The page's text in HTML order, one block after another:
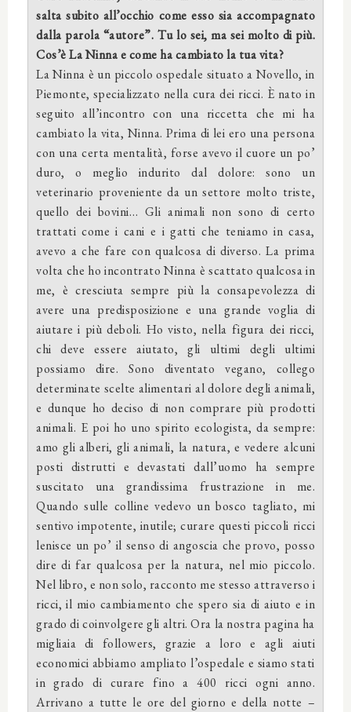
salta subito all’occhio come esso sia accompagnato
dalla parola “autore”. Tu lo sei, ma sei molto di più.
Cos’è La Ninna e come ha cambiato la tua vita?
La Ninna è un piccolo ospedale situato a Novello, in
Piemonte, specializzato nella cura dei ricci. È nato in
seguito all’incontro con una riccetta che mi ha
cambiato la vita, Ninna. Prima di lei ero una persona
con una certa mentalità, forse avevo il cuore un po’
duro, o meglio indurito dal dolore: sono un
veterinario proveniente da un settore molto triste,
quello dei bovini… Gli animali non sono di certo
trattati come i cani e i gatti che teniamo in casa,
avevo a che fare con qualcosa di diverso. La prima
volta che ho incontrato Ninna è scattato qualcosa in
me, è cresciuta sempre più la consapevolezza di
avere una predisposizione e una grande voglia di
aiutare i più deboli. Ho visto, nella figura dei ricci,
chi deve essere aiutato, gli ultimi degli ultimi
possiamo dire. Sono diventato vegano, collego
determinate scelte alimentari al dolore degli animali,
e dunque ho deciso di non comprare più prodotti
animali. E poi ho uno spirito ecologista, da sempre:
amo gli alberi, gli animali, la natura, e vedere alcuni
posti distrutti e devastati dall’uomo ha sempre
suscitato una grandissima frustrazione in me.
Quando sulle colline vedevo un bosco tagliato, mi
sentivo impotente, inutile; curare questi piccoli ricci
lenisce un po’ il senso di angoscia che provo, posso
dire di far qualcosa per la natura, nel mio piccolo.
Nel libro, e non solo, racconto me stesso attraverso i
ricci, il mio cambiamento che spero sia di aiuto e in
grado di coinvolgere gli altri. Ora la nostra pagina ha
migliaia di followers, grazie a loro e agli aiuti
economici abbiamo ampliato l’ospedale e siamo stati
in grado di curare fino a 400 ricci ogni anno.
Arrivano a tutte le ore del giorno e della notte –